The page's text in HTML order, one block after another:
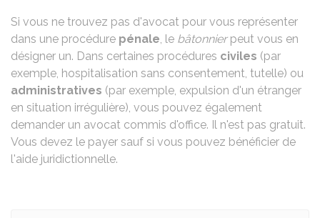
Si vous ne trouvez pas d'avocat pour vous représenter
dans une procédure pénale, le bâtonnierpeut vous en
désigner un. Dans certaines procédures civiles (par
exemple, hospitalisation sans consentement, tutelle) ou
administratives (par exemple, expulsion d'un étranger
en situation irrégulière), vous pouvez également
demander un avocat commis d'office. Il n'est pas gratuit.
Vous devez le payer sauf si vous pouvez bénéficier de
l'aide juridictionnelle.